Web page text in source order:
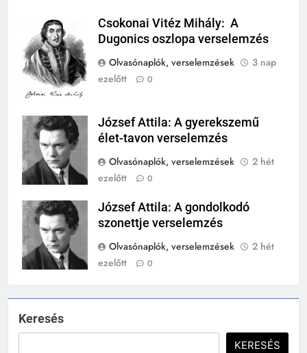
Csokonai Vitéz
Mihály
Csokonai Vitéz Mihály: A
Dugonics oszlopa verselemzés
Olvasónaplók, verselemzések
3 nap
ezelőtt
0
József Attila
József Attila: A gyerekszemű
élet-tavon verselemzés
Olvasónaplók, verselemzések
2 hét
ezelőtt
0
József Attila
József Attila: A gondolkodó
szonettje verselemzés
Olvasónaplók, verselemzések
2 hét
ezelőtt
0
Keresés
KERESÉS
várak falai mögött?
MIKOR VOLT?
244
MIKOR VOLT?
TÖRTÉNELEM ÉRDEKESSÉGEK
1
KIK VOLTAK?
TÖRTÉNELEM ÉRDEKESSÉGEK
2
MIKOR VOLT?
408
Gárdonyi Géza: Az egri csillagok